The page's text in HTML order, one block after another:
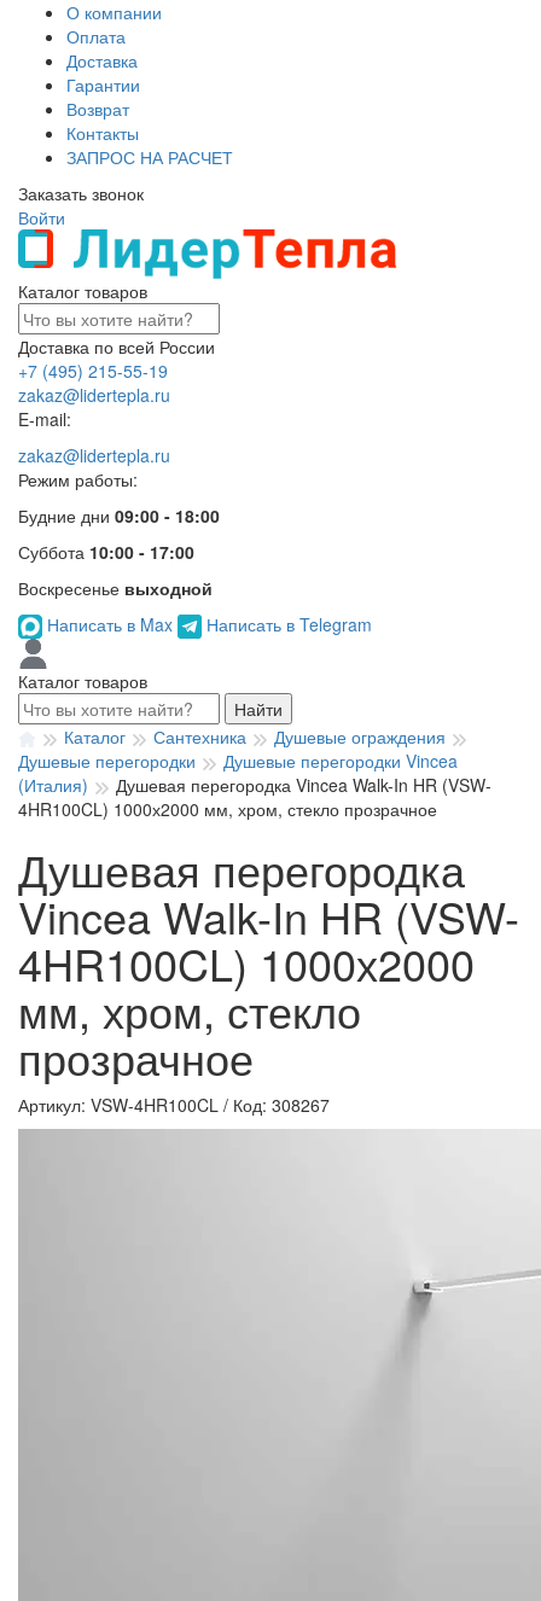
О компании
Оплата
Доставка
Гарантии
Возврат
Контакты
ЗАПРОС НА РАСЧЕТ
Заказать звонок
Войти
Каталог товаров
Доставка по всей России
+7 (495) 215-55-19
zakaz@lidertepla.ru
E-mail:
zakaz@lidertepla.ru
Режим работы:
Будние дни 09:00 - 18:00
Суббота 10:00 - 17:00
Воскресенье выходной
Написать в Max
Написать в Telegram
Каталог товаров
Найти
Каталог
Сантехника
Душевые ограждения
Душевые перегородки
Душевые перегородки Vincea
(Италия)
Душевая перегородка Vincea Walk-In HR (VSW-
4HR100CL) 1000х2000 мм, хром, стекло прозрачное
Душевая перегородка
Vincea Walk-In HR (VSW-
4HR100CL) 1000х2000
мм, хром, стекло
прозрачное
Артикул: VSW-4HR100CL / Код: 308267